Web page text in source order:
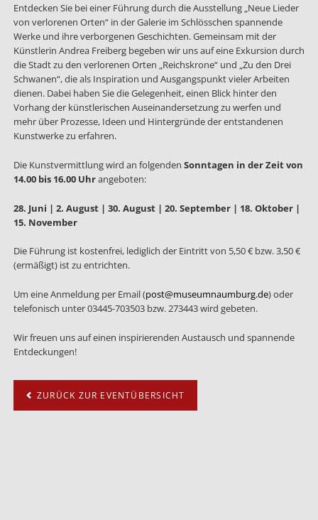
Entdecken Sie bei einer Führung durch die Ausstellung „Neue Lieder
von verlorenen Orten“ in der Galerie im Schlösschen spannende
Werke und ihre verborgenen Geschichten. Gemeinsam mit der
Künstlerin Andrea Freiberg begeben wir uns auf eine Exkursion durch
die Stadt zu den verlorenen Orten „Reichskrone“ und „Zu den Drei
Schwanen“, die als Inspiration und Ausgangspunkt vieler Arbeiten
dienen. Dabei haben Sie die Gelegenheit, einen Blick hinter den
Vorhang der künstlerischen Auseinandersetzung zu werfen und
mehr über Prozesse, Ideen und Hintergründe der entstandenen
Kunstwerke zu erfahren.
Die Kunstvermittlung wird an folgenden Sonntagen in der Zeit von
14.00 bis 16.00 Uhrangeboten:
28. Juni | 2. August | 30. August | 20. September | 18. Oktober |
15. November
Die Führung ist kostenfrei, lediglich der Eintritt von 5,50 € bzw. 3,50 €
(ermäßigt) ist zu entrichten.
Um eine Anmeldung per Email (post@museumnaumburg.de) oder
telefonisch unter 03445-703503 bzw. 273443 wird gebeten.
Wir freuen uns auf einen inspirierenden Austausch und spannende
Entdeckungen!
ZURÜCK ZUR EVENTÜBERSICHT